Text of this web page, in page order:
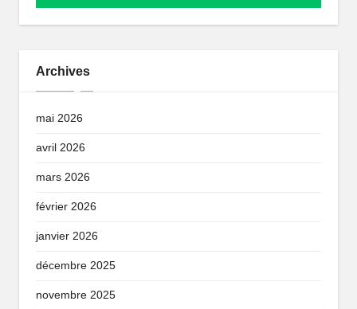
Archives
mai 2026
avril 2026
mars 2026
février 2026
janvier 2026
décembre 2025
novembre 2025